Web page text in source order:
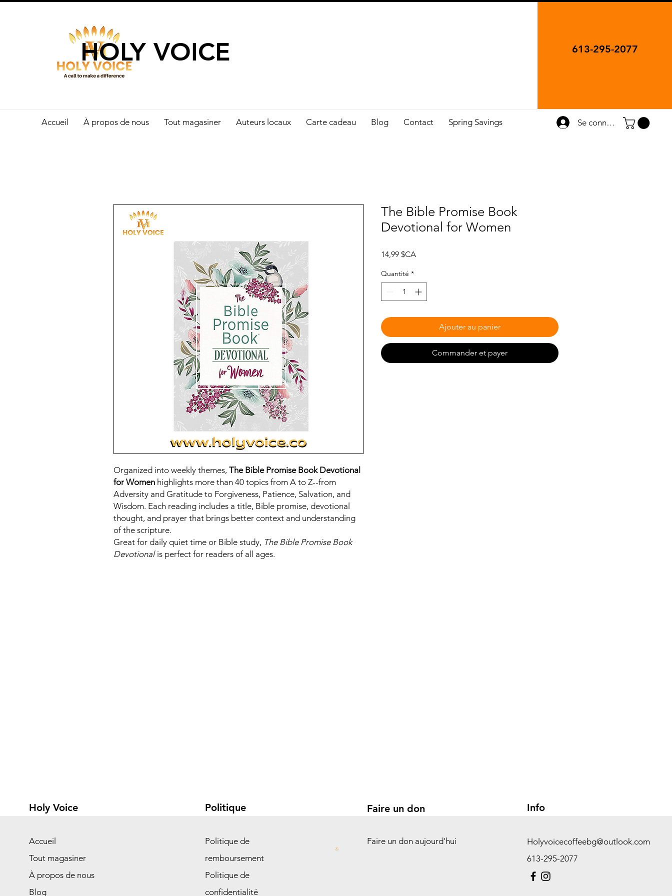
HOLY VOICE 613-295-2077
Accueil À propos de nous Tout magasiner Auteurs locaux Carte cadeau Blog Contact Spring Savings Se connecter
Organized into weekly themes, The Bible Promise Book Devotional
for Women highlights more than 40 topics from A to Z--from
Adversity and Gratitude to Forgiveness, Patience, Salvation, and
Wisdom. Each reading includes a title, Bible promise, devotional
thought, and prayer that brings better context and understanding
of the scripture.
Great for daily quiet time or Bible study, The Bible Promise Book
Devotionalis perfect for readers of all ages.
The Bible Promise Book
Devotional for Women
14,99 $CAPrix
Quantité *
Ajouter au panier
Commander et payer
Holy Voice
Accueil
Tout magasiner
À propos de nous
Blog
Politique
Politique de
remboursement
Politique de
confidentialité
Faire un don
Faire un don aujourd'hui
Info
Holyvoicecoffeebg@outlook.com
613-295-2077